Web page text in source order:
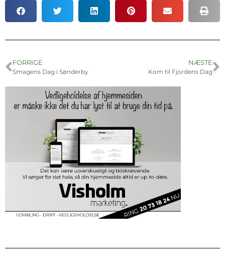
FORRIGE
Smagens Dag i Sønderby
NÆSTE
Kom til Fjordens Dag